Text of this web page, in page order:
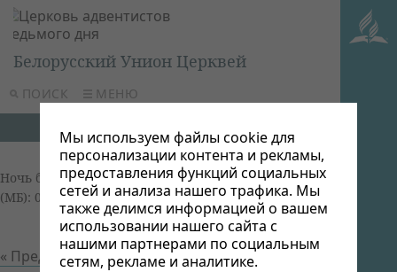
ПОИСК МЕНЮ
Белорусский Унион Церквей
Ночь бдения 2013| Автор: Виктор Админ | Размер
(МБ): 0.06 |Скачать| Просмотров: 0
« Предыдущий Следующий »
Мы используем файлы cookie для
персонализации контента и рекламы,
предоставления функций социальных
сетей и анализа нашего трафика. Мы
также делимся информацией о вашем
использовании нашего сайта с
нашими партнерами по социальным
сетям, рекламе и аналитике.